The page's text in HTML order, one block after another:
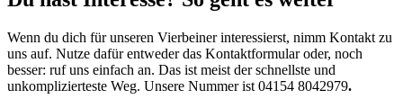
Wenn du dich für unseren Vierbeiner interessierst, nimm Kontakt zu
uns auf. Nutze dafür entweder das Kontaktformular oder, noch
besser: ruf uns einfach an. Das ist meist der schnellste und
unkomplizierteste Weg. Unsere Nummer ist 04154 8042979.